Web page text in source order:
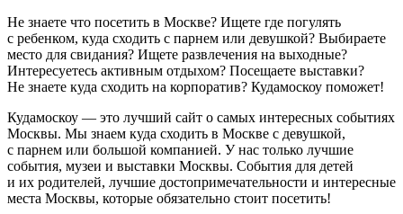
Не знаете что посетить в Москве? Ищете где погулять
с ребенком, куда сходить с парнем или девушкой? Выбираете
место для свидания? Ищете развлечения на выходные?
Интересуетесь активным отдыхом? Посещаете выставки?
Не знаете куда сходить на корпоратив? Кудамоскоу поможет!
Кудамоскоу — это лучший сайт о самых интересных событиях
Москвы. Мы знаем куда сходить в Москве с девушкой,
с парнем или большой компанией. У нас только лучшие
события, музеи и выставки Москвы. События для детей
и их родителей, лучшие достопримечательности и интересные
места Москвы, которые обязательно стоит посетить!